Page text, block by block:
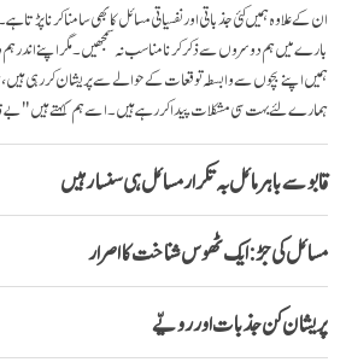
ان کے علاوہ ہمیں کئی جذباتی اور نفسیاتی مسائل کا بھی سامنا کرنا
بارے میں ہم دوسروں سے ذکر کرنا مناسب نہ سمجھیں۔ مگر اپنے اندر ہم
ہمیں اپنے بچوں سے وابسطہ توقعات کے حوالے سے پریشان کر رہی
ہمارے لئے بہت سی مشکلات پیدا کر رہے ہیں۔ اسے ہم کہتے ہیں "بے
قابو سے باہر مائل بہ تکرار مسائل ہی سنسار ہیں
مسائل کی جڑ: ایک ٹھوس شناخت کا اصرار
پریشان کن جذبات اور رویّے